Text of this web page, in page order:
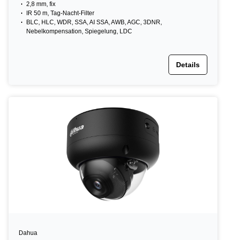
2,8 mm, fix
IR 50 m, Tag-Nacht-Filter
BLC, HLC, WDR, SSA, AI SSA, AWB, AGC, 3DNR,
Nebelkompensation, Spiegelung, LDC
Details
Dahua